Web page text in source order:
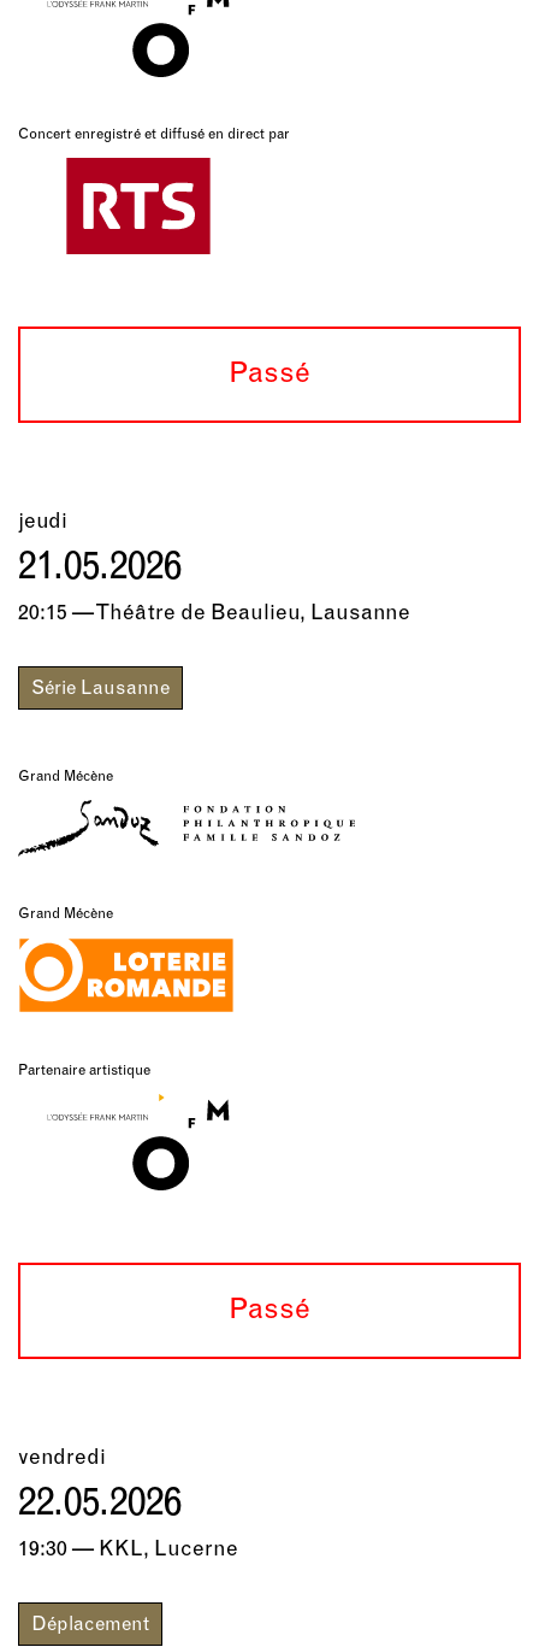
Concert enregistré et diffusé en direct par
Passé
jeudi
21.05.2026
20:15 — Théâtre de Beaulieu, Lausanne
Série Lausanne
Grand Mécène
Grand Mécène
Partenaire artistique
Passé
vendredi
22.05.2026
19:30 — KKL, Lucerne
Déplacement